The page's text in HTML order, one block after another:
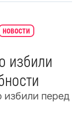
новости
избили
перед